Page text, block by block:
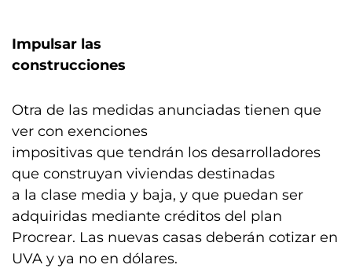
Impulsar las
construcciones
Otra de las medidas anunciadas tienen que
ver con exenciones
impositivas que tendrán los desarrolladores
que construyan viviendas destinadas
a la clase media y baja, y que puedan ser
adquiridas mediante créditos del plan
Procrear. Las nuevas casas deberán cotizar en
UVA y ya no en dólares.